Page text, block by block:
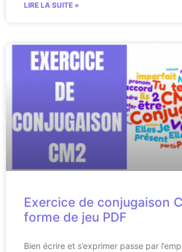
LIRE LA SUITE »
Exercice de conjugaison
forme de jeu PDF
Bien écrire et s’exprimer passe par